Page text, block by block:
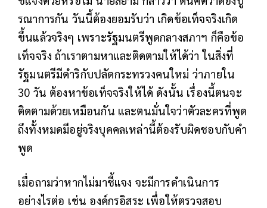
รณาการกัน วันนี้ต้องยอมรับว่า เกิดข้อเท็จจริงเกิด
ขึ้นแล้วจริงๆ เพราะรัฐมนตรีพูดกลางสภาฯ ก็คือข้อ
เท็จจริง ถ้าเราตามหาและติดตามให้ได้ว่า ในสิ่งที่
รัฐมนตรีมีดำริกับปลัดกระทรวงคนใหม่ ว่าภายใน
30 วัน ต้องหาข้อเท็จจริงให้ได้ ดังนั้น เรื่องนี้ตนจะ
ติดตามด้วยเหมือนกัน และตนมั่นใจว่าตัวละครที่พูด
ถึงทั้งหมดมีอยู่จริงบุคคลเหล่านี้ต้องรับผิดชอบกับคำ
พูด
เมื่อถามว่าหากไม่มาชี้แจง จะมีการดำเนินการ
อย่างไรต่อ เช่น องค์กรอิสระ เพื่อให้ตรวจสอบ